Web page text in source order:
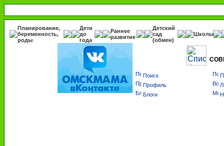
Планирование,
беременность,
роды
Дети
до
года
Раннее
развитие
Детский
сад
(обмен)
Школы
Поиск
Профиль
Блоги